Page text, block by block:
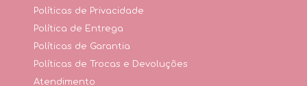
Políticas de Privacidade
Política de Entrega
Políticas de Garantia
Políticas de Trocas e Devoluções
Atendimento